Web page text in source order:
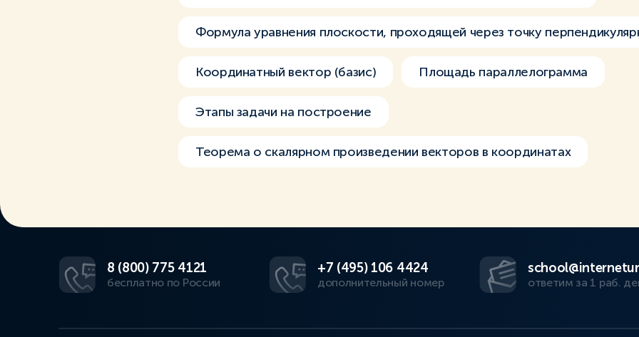
Формула уравнения плоскости, проходящей через точку
Координатный вектор (базис) Площадь параллелограмма
Этапы задачи на построение
Теорема о скалярном произведении векторов в координатах
8 (800) 775 4121
бесплатно по России
+7 (495) 106 4424
дополнительный номер ответим за 1 раб.